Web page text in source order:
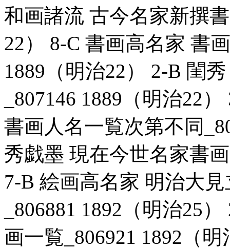
和画諸流 古今名家新撰
22） 8-C 書画高名家 書
1889（明治22） 2-B 閨
_807146 1889（明治22
書画人名一覧次第不同
秀戯墨 現在今世名家書
7-B 絵画高名家 明治大
_806881 1892（明治25
画一覧_806921 1892（